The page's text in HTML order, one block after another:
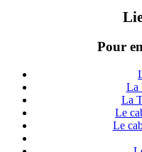
Pour
La
La
Le
Le